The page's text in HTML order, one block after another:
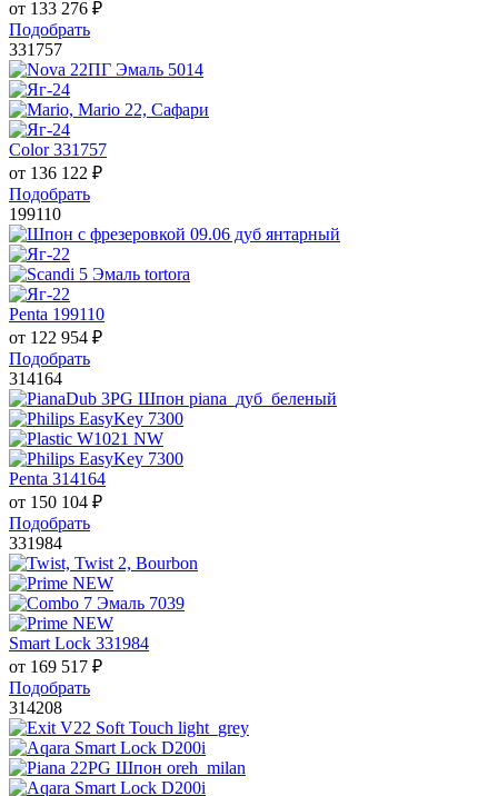
от 133 276 ₽
Подобрать
331757
Color 331757
от 136 122 ₽
Подобрать
199110
Penta 199110
от 122 954 ₽
Подобрать
314164
Penta 314164
от 150 104 ₽
Подобрать
331984
Smart Lock 331984
от 169 517 ₽
Подобрать
314208